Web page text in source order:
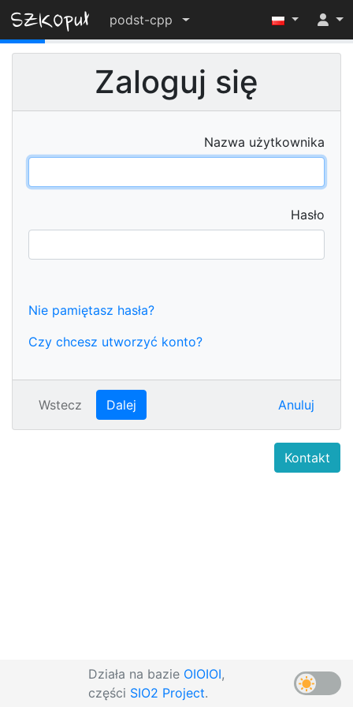
podst-cpp
12%
Zaloguj się
Nazwa użytkownika
Hasło
Nie pamiętasz hasła?
Czy chcesz utworzyć konto?
Wstecz Dalej Anuluj
Działa na bazie OIOIOI,
części SIO2 Project.
Kontakt